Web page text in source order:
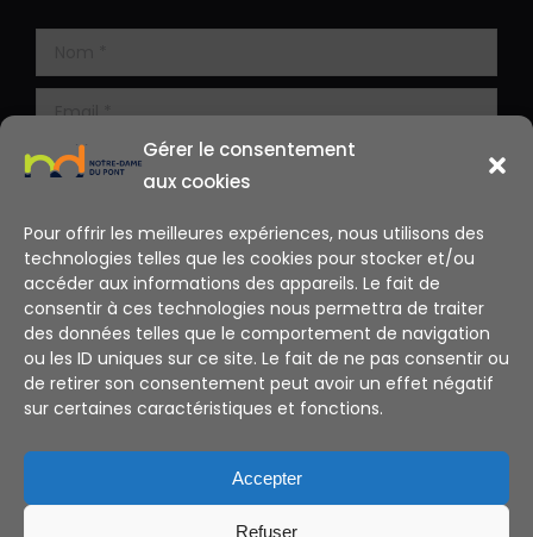
Gérer le consentement
aux cookies
Pour offrir les meilleures expériences, nous utilisons des
technologies telles que les cookies pour stocker et/ou
accéder aux informations des appareils. Le fait de
consentir à ces technologies nous permettra de traiter
des données telles que le comportement de navigation
ou les ID uniques sur ce site. Le fait de ne pas consentir ou
de retirer son consentement peut avoir un effet négatif
sur certaines caractéristiques et fonctions.
Accepter
Refuser
Alternative: